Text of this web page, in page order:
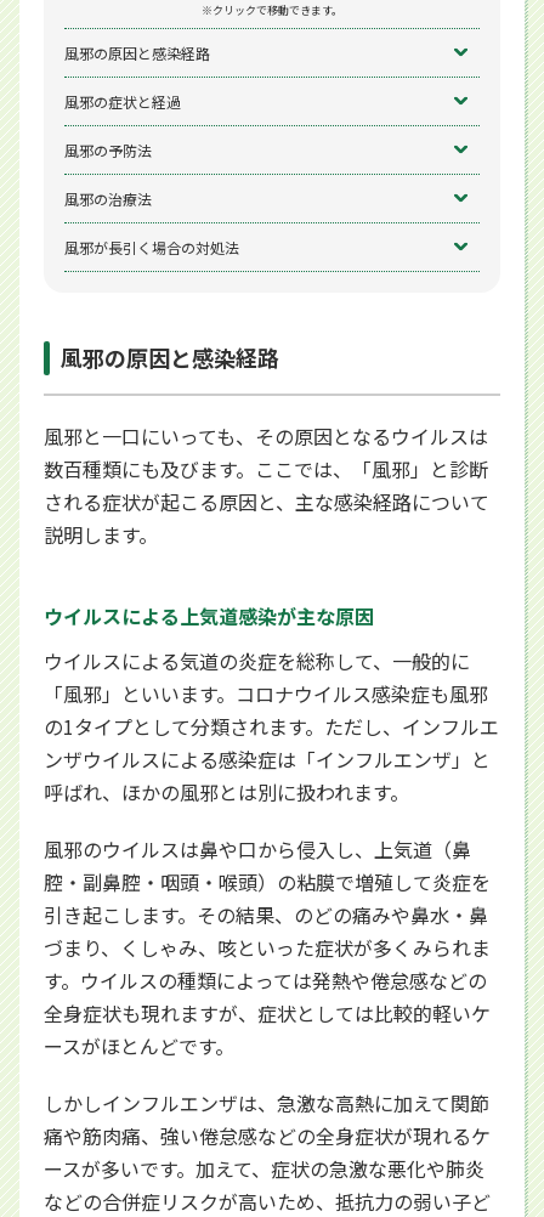
※クリックで移動できます。
風邪の原因と感染経路
風邪の症状と経過
風邪の予防法
風邪の治療法
風邪が長引く場合の対処法
風邪の原因と感染経路
風邪と一口にいっても、その原因となるウイルスは
数百種類にも及びます。ここでは、「風邪」と診断
される症状が起こる原因と、主な感染経路について
説明します。
ウイルスによる上気道感染が主な原因
ウイルスによる気道の炎症を総称して、一般的に
「風邪」といいます。コロナウイルス感染症も風邪
の1タイプとして分類されます。ただし、インフルエ
ンザウイルスによる感染症は「インフルエンザ」と
呼ばれ、ほかの風邪とは別に扱われます。
風邪のウイルスは鼻や口から侵入し、上気道（鼻
腔・副鼻腔・咽頭・喉頭）の粘膜で増殖して炎症を
引き起こします。その結果、のどの痛みや鼻水・鼻
づまり、くしゃみ、咳といった症状が多くみられま
す。ウイルスの種類によっては発熱や倦怠感などの
全身症状も現れますが、症状としては比較的軽いケ
ースがほとんどです。
しかしインフルエンザは、急激な高熱に加えて関節
痛や筋肉痛、強い倦怠感などの全身症状が現れるケ
ースが多いです。加えて、症状の急激な悪化や肺炎
などの合併症リスクが高いため、抵抗力の弱い子ど